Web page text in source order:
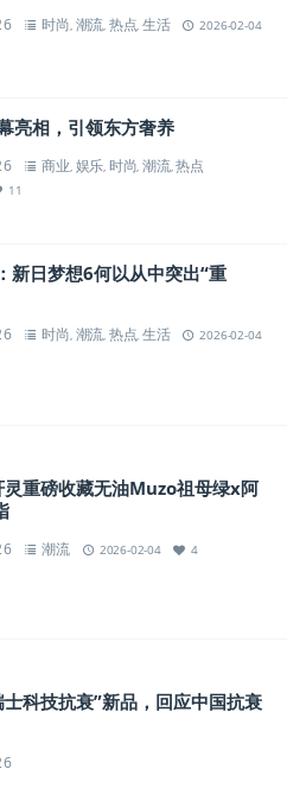
时尚, 潮流, 热点, 生活
2026-02-04
亮相，引领东方奢养
商业, 娱乐, 时尚, 潮流,热点
11
新日梦想6何以从中突出“重
时尚, 潮流, 热点, 生活
2026-02-04
重磅收藏无油Muzo祖母绿x阿
潮流 2026-02-04 4
科技抗衰”新品，回应中国抗衰